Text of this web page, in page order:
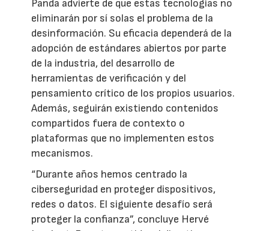
Panda advierte de que estas tecnologías no
eliminarán por sí solas el problema de la
desinformación. Su eficacia dependerá de la
adopción de estándares abiertos por parte
de la industria, del desarrollo de
herramientas de verificación y del
pensamiento crítico de los propios usuarios.
Además, seguirán existiendo contenidos
compartidos fuera de contexto o
plataformas que no implementen estos
mecanismos.
“Durante años hemos centrado la
ciberseguridad en proteger dispositivos,
redes o datos. El siguiente desafío será
proteger la confianza”, concluye Hervé